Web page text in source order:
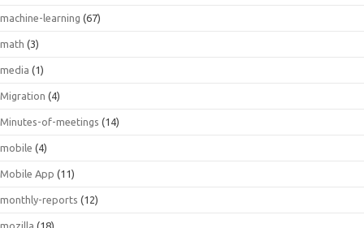
machine-learning (67)
math (3)
media (1)
Migration (4)
Minutes-of-meetings (14)
mobile (4)
Mobile App (11)
monthly-reports (12)